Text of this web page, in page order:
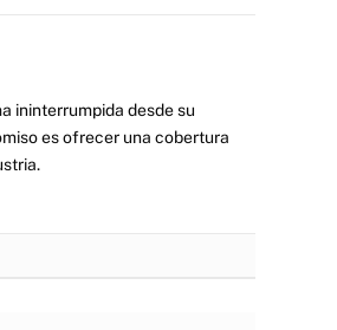
ininterrumpida desde su
es ofrecer una cobertura